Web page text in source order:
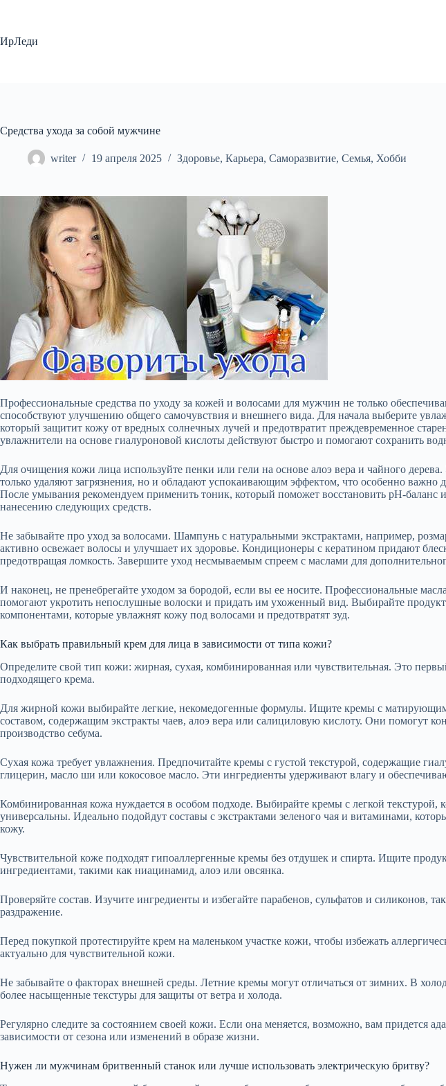
ИрЛеди
Средства ухода за собой мужчине
writer 19 апреля 2025 Здоровье, Карьера, Саморазвитие, Семья, Хобби
Профессиональные средства по уходу за кожей и волосами для мужчин не только
способствуют улучшению общего самочувствия и внешнего вида. Для начала выберите
который защитит кожу от вредных солнечных лучей и предотвратит преждевременное
увлажнители на основе гиалуроновой кислоты действуют быстро и помогают сохранить
Для очищения кожи лица используйте пенки или гели на основе алоэ вера и чайного
только удаляют загрязнения, но и обладают успокаивающим эффектом, что особенно важно
После умывания рекомендуем применить тоник, который поможет восстановить pH-баланс
нанесению следующих средств.
Не забывайте про уход за волосами. Шампунь с натуральными экстрактами, например,
активно освежает волосы и улучшает их здоровье. Кондиционеры с кератином придают
предотвращая ломкость. Завершите уход несмываемым спреем с маслами для
И наконец, не пренебрегайте уходом за бородой, если вы ее носите. Профессиональные
помогают укротить непослушные волоски и придать им ухоженный вид. Выбирайте
компонентами, которые увлажнят кожу под волосами и предотвратят зуд.
Как выбрать правильный крем для лица в зависимости от типа кожи?
Определите свой тип кожи: жирная, сухая, комбинированная или чувствительная. Это
подходящего крема.
Для жирной кожи выбирайте легкие, некомедогенные формулы. Ищите кремы с
составом, содержащим экстракты чаев, алоэ вера или салициловую кислоту. Они помогут
производство себума.
Сухая кожа требует увлажнения. Предпочитайте кремы с густой текстурой, содержащие
глицерин, масло ши или кокосовое масло. Эти ингредиенты удерживают влагу и
Комбинированная кожа нуждается в особом подходе. Выбирайте кремы с легкой текстурой,
универсальны. Идеально подойдут составы с экстрактами зеленого чая и витаминами,
кожу.
Чувствительной коже подходят гипоаллергенные кремы без отдушек и спирта. Ищите
ингредиентами, такими как ниацинамид, алоэ или овсянка.
Проверяйте состав. Изучите ингредиенты и избегайте парабенов, сульфатов и силиконов,
раздражение.
Перед покупкой протестируйте крем на маленьком участке кожи, чтобы избежать
актуально для чувствительной кожи.
Не забывайте о факторах внешней среды. Летние кремы могут отличаться от зимних. В
более насыщенные текстуры для защиты от ветра и холода.
Регулярно следите за состоянием своей кожи. Если она меняется, возможно, вам придется
зависимости от сезона или изменений в образе жизни.
Нужен ли мужчинам бритвенный станок или лучше использовать электрическую бритву?